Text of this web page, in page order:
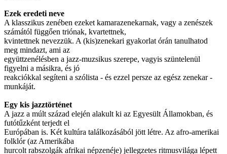
Ezek eredeti neve
A klasszikus zenében ezeket kamarazenekarnak, vagy a zenészek
számától függően triónak, kvartettnek,
kvintettnek nevezzük. A (kis)zenekari gyakorlat órán tanulhatod
meg mindazt, ami az
együttzenélésben a jazz-muzsikus szerepe, vagyis szüntelenül
figyelni a másikra, és jó
reakciókkal segíteni a szólista - és ezzel persze az egész zenekar -
munkáját.
Egy kis jazztörténet
A jazz a múlt század elején alakult ki az Egyesült Államokban, és
futótűzként terjedt el
Európában is. Két kultúra találkozásából jött létre. Az afro-amerikai
folklór (az Amerikába
hurcolt rabszolgák afrikai népzenéje) jellegzetes ritmusvilága lépett